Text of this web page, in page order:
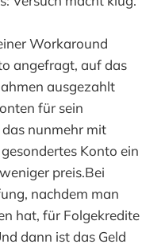
Workaround
angefragt, auf das
ausgezahlt
für sein
nunmehr mit
Konto ein
preis.Bei
nachdem man
hat, für Folgekredite
dann ist das Geld